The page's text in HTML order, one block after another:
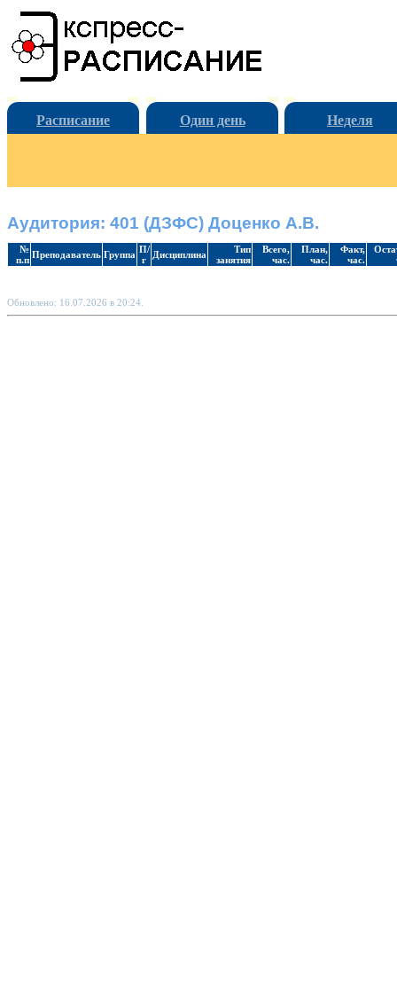
Расписание Один день Неделя
Аудитория: 401 (ДЗФС) Доценко А.В.
№
п.п Преподаватель Группа П/
г
Дисциплина
Тип
занятия
Всего,
час.
План,
час.
Факт,
час.
Обновлено: 16.07.2026 в 20:24.